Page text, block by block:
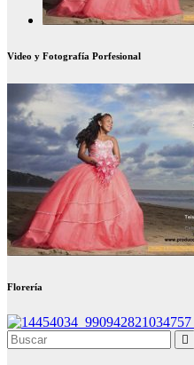
Video y Fotografía Porfesional
Florería